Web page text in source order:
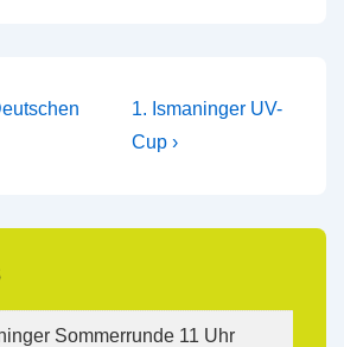
Nächster
Beitrag
1. Ismaninger UV-
Cup ›
Sommerrunde 11 Uhr